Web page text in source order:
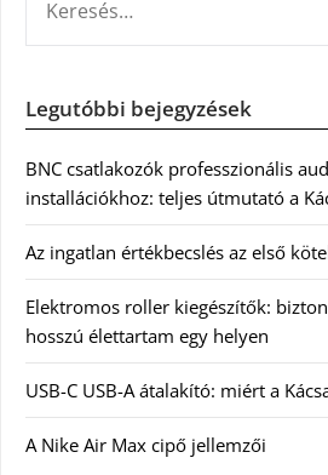
Legutóbbi bejegyzések
BNC csatlakozók professzionális
installációkhoz: teljes útmutató a
Az ingatlan értékbecslés az első
Elektromos roller kiegészítők:
hosszú élettartam egy helyen
USB-C USB-A átalakító: miért a
A Nike Air Max cipő jellemzői